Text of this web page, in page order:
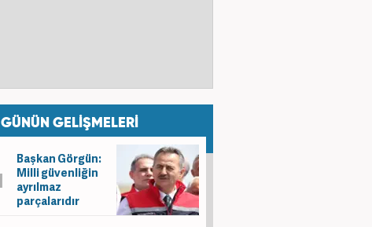
GÜNÜN GELİŞMELERİ
Başkan Görgün:
Milli güvenliğin
ayrılmaz
parçalarıdır